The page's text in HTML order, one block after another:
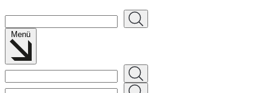
Suchen
Suchen
Suchen